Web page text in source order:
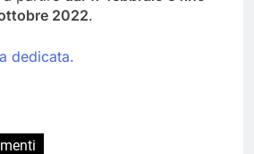
2022.
dedicata.